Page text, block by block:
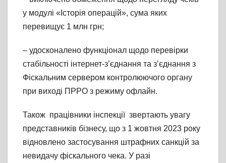
у модулі «Історія операцій», сума яких
перевищує 1 млн грн;
– удосконалено функціонал щодо перевірки
стабільності інтернет-з’єднання та з’єднання з
Фіскальним сервером контролюючого органу
при виході ПРРО з режиму офлайн.
Також працівники інспекції звертають увагу
представників бізнесу, що з 1 жовтня 2023 року
відновлено застосування штрафних санкцій за
невидачу фіскального чека. У разі